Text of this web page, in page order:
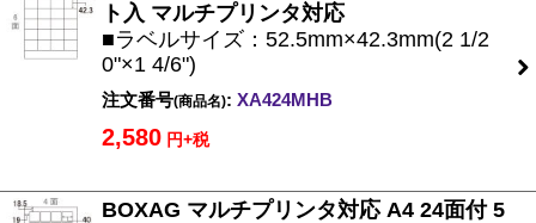
ト入 マルチプリンタ対応
■ラベルサイズ：52.5mm×42.3mm(2 1/2
0"×1 4/6")
注文番号(商品名): XA424MHB
2,580 円+税
BOXAG マルチプリンタ対応 A4 24面付 5